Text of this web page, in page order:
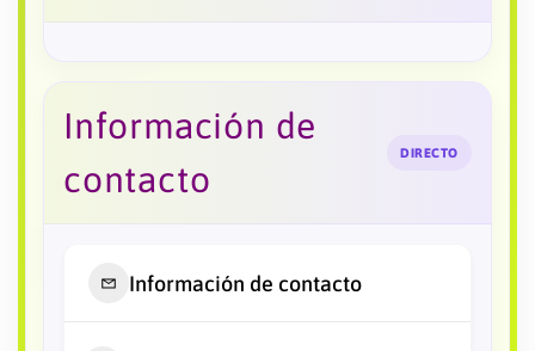
Información de
contacto
DIRECTO
Información de contacto